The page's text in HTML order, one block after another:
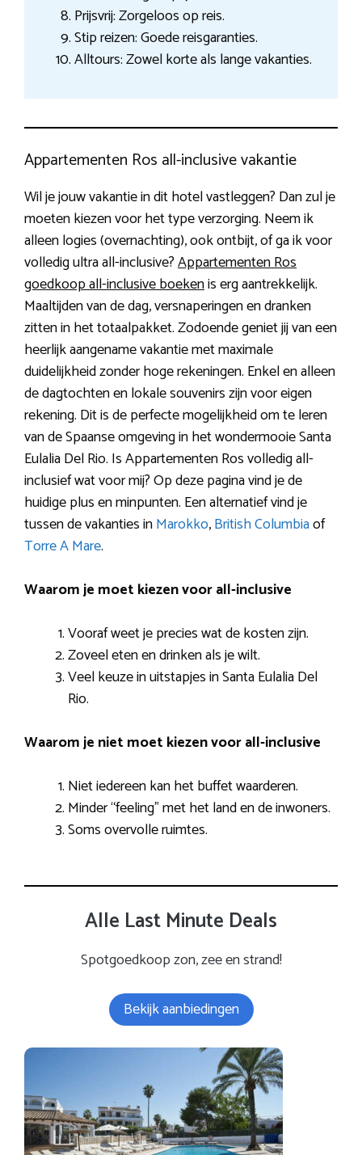
Prijsvrij: Zorgeloos op reis.
Stip reizen: Goede reisgaranties.
Alltours: Zowel korte als lange vakanties.
Appartementen Ros all-inclusive vakantie
Wil je jouw vakantie in dit hotel vastleggen? Dan zul je
moeten kiezen voor het type verzorging. Neem ik
alleen logies (overnachting), ook ontbijt, of ga ik voor
volledig ultra all-inclusive?Appartementen Ros
goedkoop all-inclusive boekenis erg aantrekkelijk.
Maaltijden van de dag, versnaperingen en dranken
zitten in het totaalpakket. Zodoende geniet jij van een
heerlijk aangename vakantie met maximale
duidelijkheid zonder hoge rekeningen. Enkel en alleen
de dagtochten en lokale souvenirs zijn voor eigen
rekening. Dit is de perfecte mogelijkheid om te leren
van de Spaanse omgeving in het wondermooie Santa
Eulalia Del Rio. Is Appartementen Ros volledig all-
inclusief wat voor mij? Op deze pagina vind je de
huidige plus en minpunten. Een alternatief vind je
tussen de vakanties inMarokko,British Columbiaof
Torre A Mare.
Waarom je moet kiezen voor all-inclusive
Vooraf weet je precies wat de kosten zijn.
Zoveel eten en drinken als je wilt.
Veel keuze in uitstapjes in Santa Eulalia Del
Rio.
Waarom je niet moet kiezen voor all-inclusive
Niet iedereen kan het buffet waarderen.
Minder “feeling” met het land en de inwoners.
Soms overvolle ruimtes.
Alle Last Minute Deals
Spotgoedkoop zon, zee en strand!
Bekijk aanbiedingen